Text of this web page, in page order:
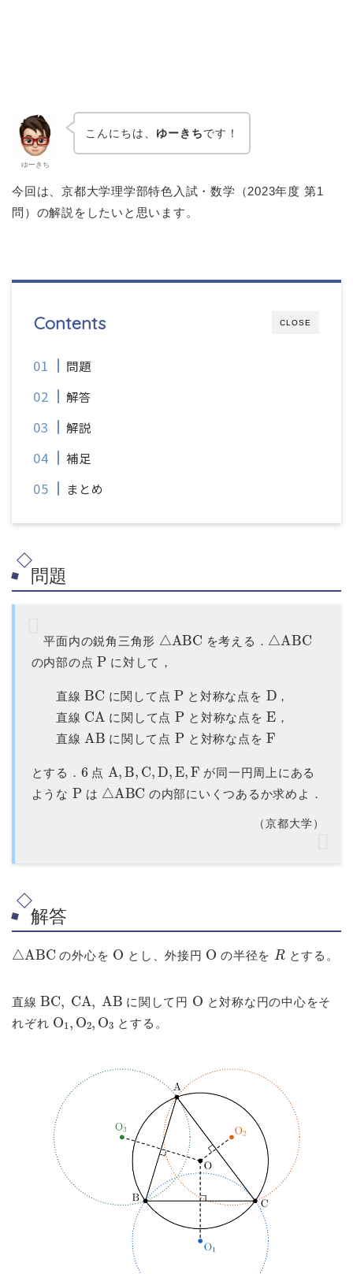
ゆーきち
こんにちは、 ゆーきちです！
今回は、京都大学理学部特色入試・数学（2023年度 第1
問）の解説をしたいと思います。
CLOSE
Contents
問題
解答
解説
補足
まとめ
問題
平面内の鋭角三角形 △ ABC を考える． △ ABC
の内部の点 P に対して，
直線 BC に関して点 P と対称な点を D ，
直線 CA に関して点 P と対称な点を E ，
直線
AB に関して点 P と対称な点を F
とする． 6点 A B C D E F が同一円周上にある
ような Pは △ ABC の内部にいくつあるか求めよ．
（京都大学）
解答
△ ABC の外心を O とし、外接円 O の半径を Rとする。
直線 BC CA AB に関して円 O と対称な円の中心をそ
れぞれ O ,O ,O とする。